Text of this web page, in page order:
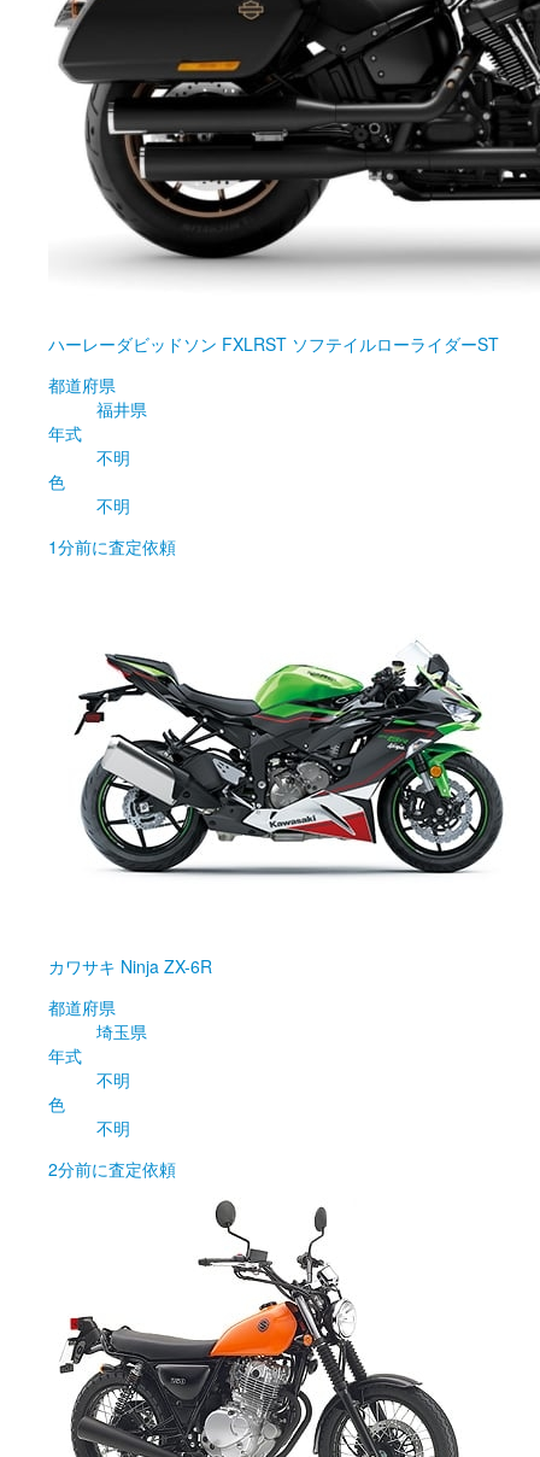
ハーレーダビッドソン FXLRST ソフテイルローライダーST
都道府県
福井県
年式
不明
色
不明
1分前に査定依頼
カワサキ Ninja ZX-6R
都道府県
埼玉県
年式
不明
色
不明
2分前に査定依頼